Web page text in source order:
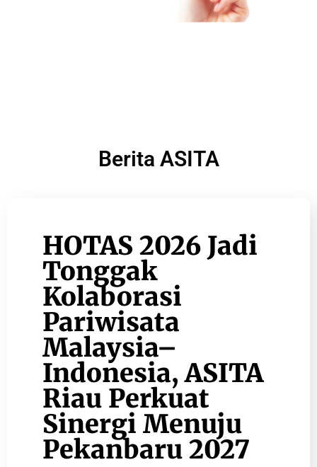
Berita ASITA
HOTAS 2026 Jadi
Tonggak
Kolaborasi
Pariwisata
Malaysia–
Indonesia, ASITA
Riau Perkuat
Sinergi Menuju
Pekanbaru 2027